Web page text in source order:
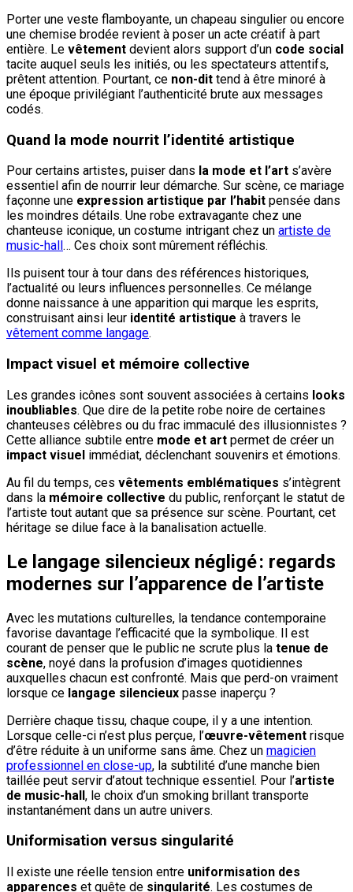
Porter une veste flamboyante, un chapeau singulier ou encore
une chemise brodée revient à poser un acte créatif à part
entière. Le vêtement devient alors support d’un code social
tacite auquel seuls les initiés, ou les spectateurs attentifs,
prêtent attention. Pourtant, ce non-dit tend à être minoré à
une époque privilégiant l’authenticité brute aux messages
codés.
Quand la mode nourrit l’identité artistique
Pour certains artistes, puiser dans la mode et l’art s’avère
essentiel afin de nourrir leur démarche. Sur scène, ce mariage
façonne une expression artistique par l’habit pensée dans
les moindres détails. Une robe extravagante chez une
chanteuse iconique, un costume intrigant chez un artiste de
music-hall … Ces choix sont mûrement réfléchis.
Ils puisent tour à tour dans des références historiques,
l’actualité ou leurs influences personnelles. Ce mélange
donne naissance à une apparition qui marque les esprits,
construisant ainsi leur identité artistique à travers le
vêtement comme langage.
Impact visuel et mémoire collective
Les grandes icônes sont souvent associées à certains looks
inoubliables. Que dire de la petite robe noire de certaines
chanteuses célèbres ou du frac immaculé des illusionnistes ?
Cette alliance subtile entre mode et art permet de créer un
impact visuel immédiat, déclenchant souvenirs et émotions.
Au fil du temps, ces vêtements emblématiques s’intègrent
dans la mémoire collective du public, renforçant le statut de
l’artiste tout autant que sa présence sur scène. Pourtant, cet
héritage se dilue face à la banalisation actuelle.
Le langage silencieux négligé : regards
modernes sur l’apparence de l’artiste
Avec les mutations culturelles, la tendance contemporaine
favorise davantage l’efficacité que la symbolique. Il est
courant de penser que le public ne scrute plus la tenue de
scène, noyé dans la profusion d’images quotidiennes
auxquelles chacun est confronté. Mais que perd-on vraiment
lorsque ce langage silencieux passe inaperçu ?
Derrière chaque tissu, chaque coupe, il y a une intention.
Lorsque celle-ci n’est plus perçue, l’œuvre-vêtement risque
d’être réduite à un uniforme sans âme. Chez un magicien
professionnel en close-up, la subtilité d’une manche bien
taillée peut servir d’atout technique essentiel. Pour l’artiste
de music-hall, le choix d’un smoking brillant transporte
instantanément dans un autre univers.
Uniformisation versus singularité
Il existe une réelle tension entre uniformisation des
apparences et quête de singularité. Les costumes de